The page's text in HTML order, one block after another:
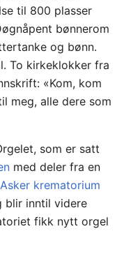
til 800 plasser
bønnerom
og bønn.
To kirkeklokker fra
«Kom, kom
meg, alle dere som
som er satt
med deler fra en
Asker krematorium
blir inntil videre
fikk nytt orgel